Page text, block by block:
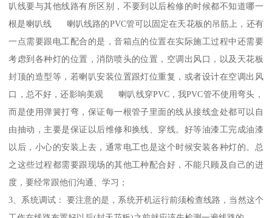
叭线要与其他线路有所区别，不要到以后检修的时候都不知道哪一
根是喇叭线 喇叭线路的PVC管可以固定在天花板的吊筋上，还有
一点需要跟电工配合的是，音箱点的位置在实际施工过程中还需要
考虑到各种灯的位置，消防喷头的位置，空调出风口，以及天花板
封顶的造型等，若喇叭安装位置跟灯位重复，或者设计在空调出风
口，总不好，还影响美观 喇叭线穿PVC，我PVC管不使用弯头，
而是使用弹簧打弯，保证每一根管子里面的线从接线盒处都可以自
由抽动，主要是保证以后维修和换线、穿线。好等油漆工完成油漆
以后，小心的安装上去，通常电工也是这个时候安装各种灯的。总
之这些过程都需要跟现场的其他工种配合好，不能只顾及自己的进
度，要经常跟他们沟通、学习；
3、系统调试： 要注意的是，系统开机运行前须检查线路，当然这个